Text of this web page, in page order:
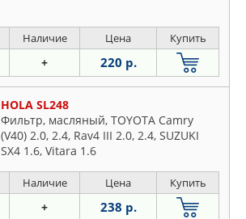
Наличие Цена Купить
+ 220 р.
HOLA SL248
Фильтр, масляный, TOYOTA Camry
(V40) 2.0, 2.4, Rav4 III 2.0, 2.4, SUZUKI
SX4 1.6, Vitara 1.6
Наличие Цена Купить
+ 238 р.